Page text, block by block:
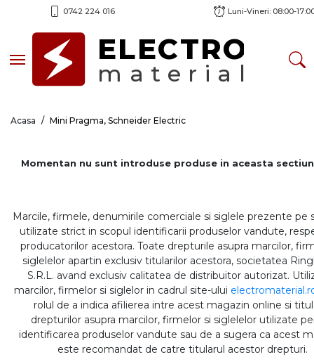
0742 224 016 Luni-Vineri: 08:00-
Toggle navigationELECTRO
material
Acasa Mini Pragma, Schneider Electric
Momentan nu sunt introduse produse in aceasta
Marcile, firmele, denumirile comerciale si siglele prezente pe
utilizate strict in scopul identificarii produselor vandute,
producatorilor acestora. Toate drepturile asupra marcilor,
siglelelor apartin exclusiv titularilor acestora, societatea
S.R.L. avand exclusiv calitatea de distribuitor autorizat.
marcilor, firmelor si siglelor in cadrul site-ului
rolul de a indica afilierea intre acest magazin online si
drepturilor asupra marcilor, firmelor si siglelelor utilizate
identificarea produselor vandute sau de a sugera ca acest
este recomandat de catre titularul acestor drepturi.